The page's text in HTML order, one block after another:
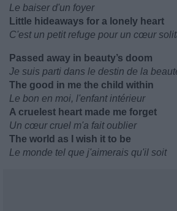
Le baiser d'un foyer
Little hideaways for a lonely heart
C'est un petit refuge pour un cœur
Passed away in beauty’s doom
Je suis parti dans le destin de la
The good in me the child within
Le bon en moi, l'enfant intérieur
A cruelest heart made me forget
Un cœur cruel m'a fait oublier
The world as I wish it to be
Le monde tel que j'aimerais qu'il soit